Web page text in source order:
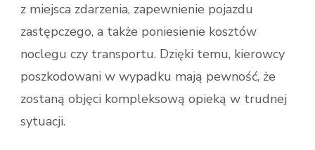
z miejsca zdarzenia, zapewnienie pojazdu
zastępczego, a także poniesienie kosztów
noclegu czy transportu. Dzięki temu, kierowcy
poszkodowani w wypadku mają pewność, że
zostaną objęci kompleksową opieką w trudnej
sytuacji.